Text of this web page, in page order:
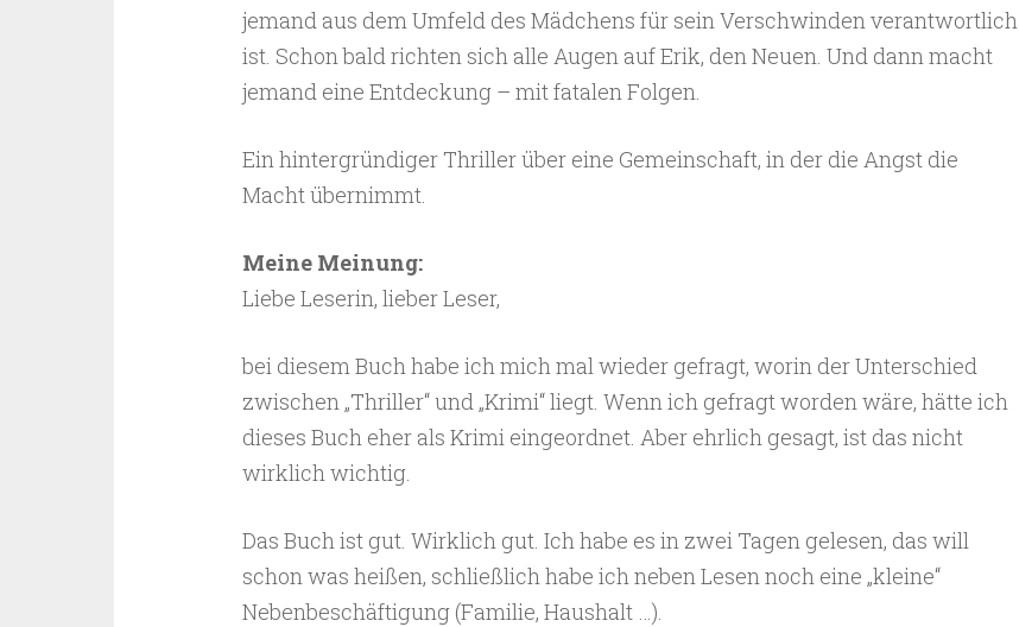
jemand aus dem Umfeld des Mädchens für sein Verschwinden verantwortlich
ist. Schon bald richten sich alle Augen auf Erik, den Neuen. Und dann macht
jemand eine Entdeckung – mit fatalen Folgen.
Ein hintergründiger Thriller über eine Gemeinschaft, in der die Angst die
Macht übernimmt.
Meine Meinung:
Liebe Leserin, lieber Leser,
bei diesem Buch habe ich mich mal wieder gefragt, worin der Unterschied
zwischen „Thriller“ und „Krimi“ liegt. Wenn ich gefragt worden wäre, hätte ich
dieses Buch eher als Krimi eingeordnet. Aber ehrlich gesagt, ist das nicht
wirklich wichtig.
Das Buch ist gut. Wirklich gut. Ich habe es in zwei Tagen gelesen, das will
schon was heißen, schließlich habe ich neben Lesen noch eine „kleine“
Nebenbeschäftigung (Familie, Haushalt …).